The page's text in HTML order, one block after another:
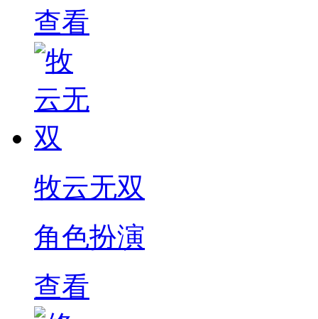
查看
牧云无双
角色扮演
查看